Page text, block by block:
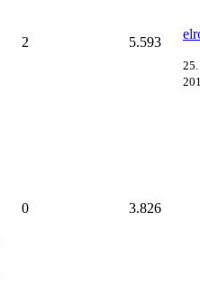
2 5.593
0 3.826